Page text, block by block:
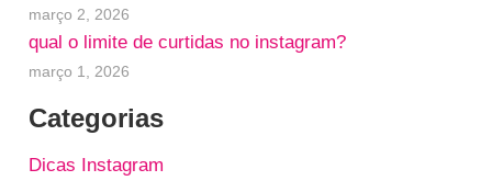
março 2, 2026
qual o limite de curtidas no instagram?
março 1, 2026
Categorias
Dicas Instagram